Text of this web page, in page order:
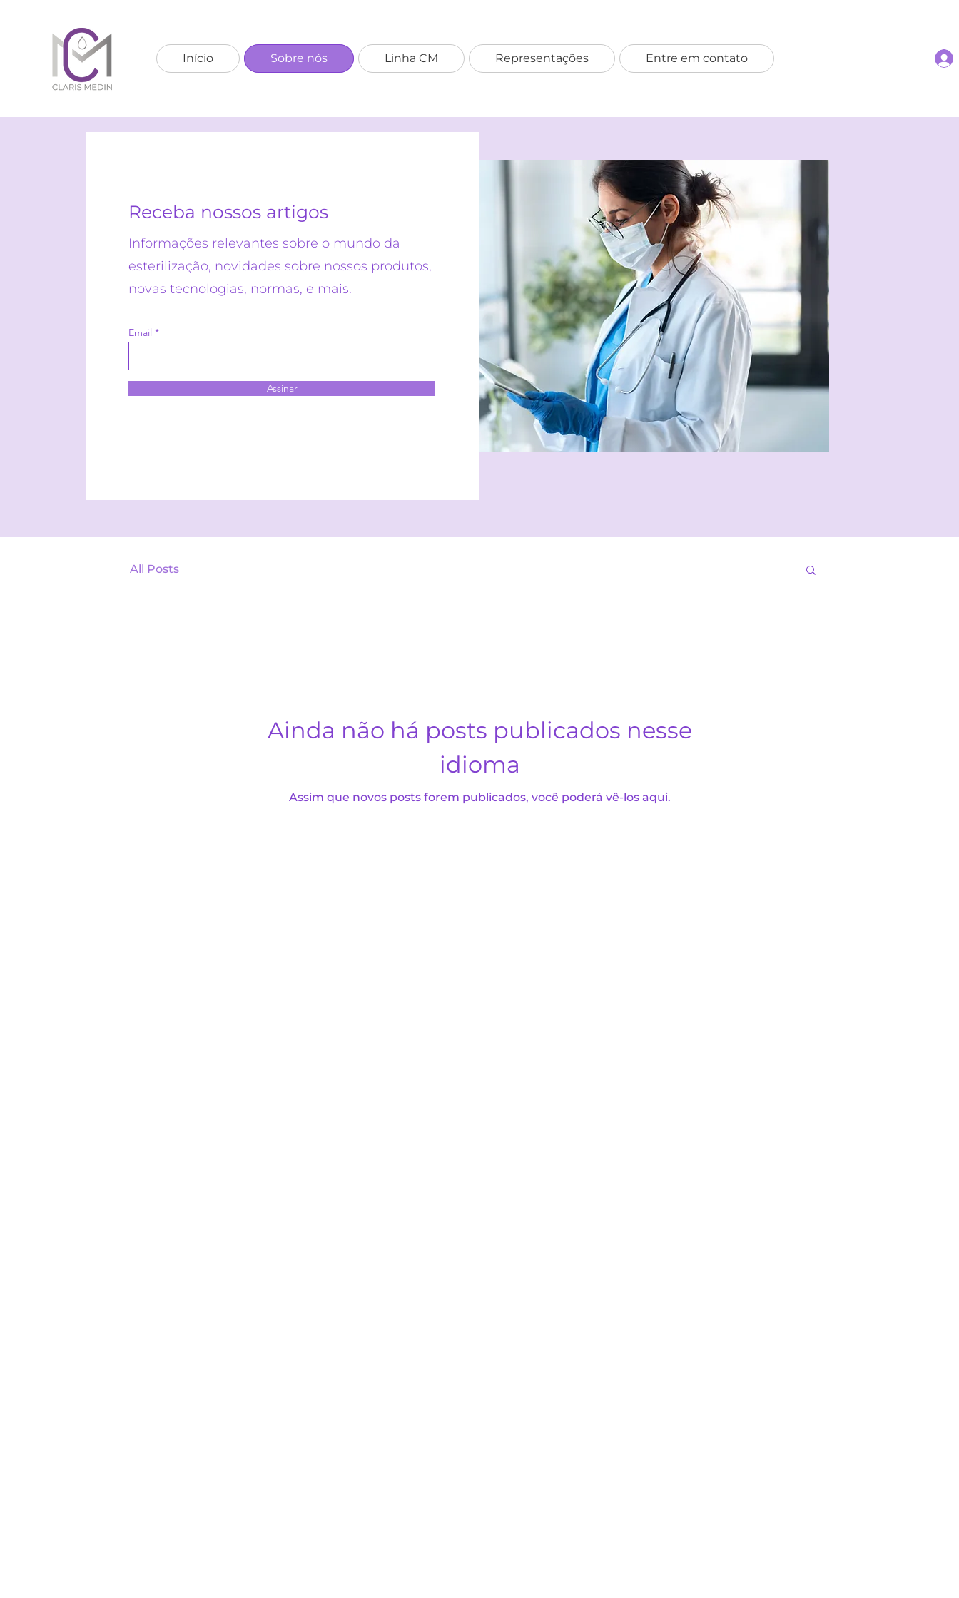
Início Sobre nós Linha CM Representações Entre em contato
Receba nossos artigos
Informações relevantes sobre o mundo da
esterilização, novidades sobre nossos produtos,
novas tecnologias, normas, e mais.
Email
Assinar
All Posts
Ainda não há posts publicados nesse
idioma
Assim que novos posts forem publicados, você poderá vê-los aqui.